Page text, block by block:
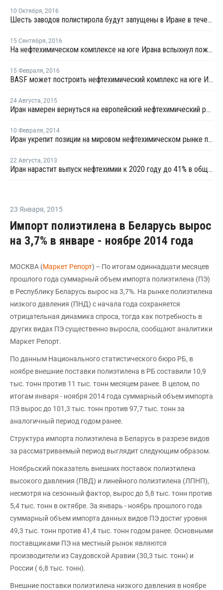
10 Октября, 2016
Шесть заводов полистирола будут запущены в Иране в течение ближайших двух лет
15 Сентября, 2016
На нефтехимическом комплексе на юге Ирана вспыхнул пожар
15 Февраля, 2016
BASF может построить нефтехимический комплекс на юге Ирана
24 Августа, 2015
Иран намерен вернуться на европейский нефтехимический рынок
10 Февраля, 2014
Иран укрепит позиции на мировом нефтехимическом рынке после отмены санкций
22 Августа, 2013
Иран нарастит выпуск нефтехимии к 2020 году до 41% в общем объеме производства на Ближнем и Среднем Востоке
23 Января, 2015
Импорт полиэтилена в Беларусь вырос
на 3,7% в январе - ноябре 2014 года
МОСКВА (Маркет Репорт) -- По итогам одиннадцати месяцев
прошлого года суммарный объем импорта полиэтилена (ПЭ)
в Республику Беларусь вырос на 3,7%. На рынке полиэтилена
низкого давления (ПНД) с начала года сохраняется
отрицательная динамика спроса, тогда как потребность в
других видах ПЭ существенно выросла, сообщают аналитики
Маркет Репорт.
По данным Национального статистического бюро РБ, в
ноябре внешние поставки полиэтилена в РБ составили 10,9
тыс. тонн против 11 тыс. тонн месяцем ранее. В целом, по
итогам января - ноября 2014 года суммарный объем импорта
ПЭ вырос до 101,3 тыс. тонн против 97,7 тыс. тонн за
аналогичный период годом ранее.
Структура импорта полиэтилена в Беларусь в разрезе видов
за рассматриваемый период выглядит следующим образом.
Ноябрьский показатель внешних поставок полиэтилена
высокого давления (ПВД) и линейного полиэтилена (ЛПНП),
несмотря на сезонный фактор, вырос до 5,8 тыс. тонн против
5,4 тыс. тонн в октябре. За январь - ноябрь прошлого года
суммарный объем импорта данных видов ПЭ достиг уровня
49,3 тыс. тонн против 41,4 тыс. тонн годом ранее. Основными
поставщиками ПЭ на местный рынок являются
производители из Саудовской Аравии (30,3 тыс. тонн) и
России ( 6,8 тыс. тонн).
Внешние поставки полиэтилена низкого давления в ноябре